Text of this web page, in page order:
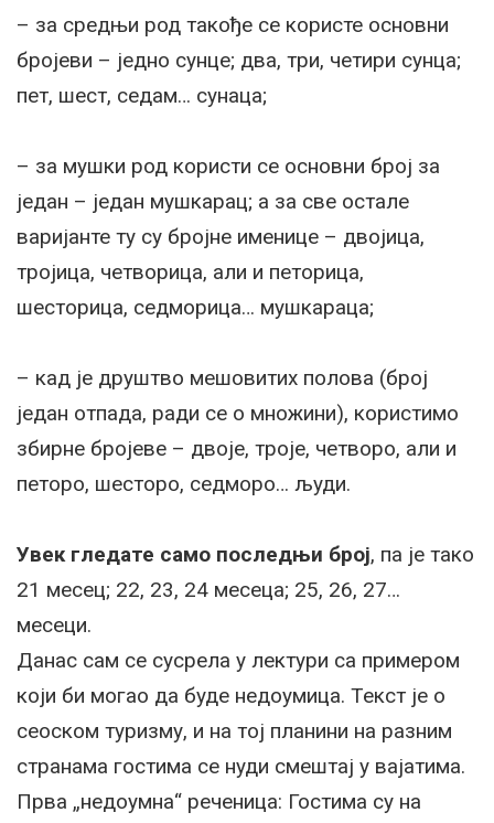
– за средњи род такође се користе основни
бројеви – једно сунце; два, три, четири сунца;
пет, шест, седам… сунаца;
– за мушки род користи се основни број за
један – један мушкарац; а за све остале
варијанте ту су бројне именице – двојица,
тројица, четворица, али и петорица,
шесторица, седморица… мушкараца;
– кад је друштво мешовитих полова (број
један отпада, ради се о множини), користимо
збирне бројеве – двоје, троје, четворо, али и
петоро, шесторо, седморо… људи.
Увек гледате само последњи број, па је тако
21 месец; 22, 23, 24 месеца; 25, 26, 27…
месеци.
Данас сам се сусрела у лектури са примером
који би могао да буде недоумица. Текст је о
сеоском туризму, и на тој планини на разним
странама гостима се нуди смештај у вајатима.
Прва „недоумна“ реченица: Гостима су на